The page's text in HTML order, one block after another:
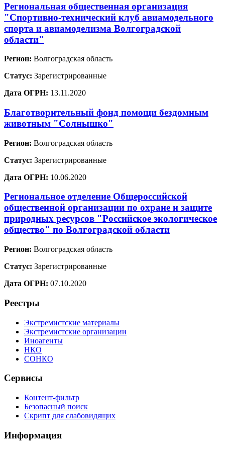
Региональная общественная организация
"Спортивно-технический клуб авиамодельного
спорта и авиамоделизма Волгоградской
области"
Регион: Волгоградская область
Статус: Зарегистрированные
Дата ОГРН: 13.11.2020
Благотворительный фонд помощи бездомным
животным "Солнышко"
Регион: Волгоградская область
Статус: Зарегистрированные
Дата ОГРН: 10.06.2020
Региональное отделение Общероссийской
общественной организации по охране и защите
природных ресурсов "Российское экологическое
общество" по Волгоградской области
Регион: Волгоградская область
Статус: Зарегистрированные
Дата ОГРН: 07.10.2020
Реестры
Экстремистские материалы
Экстремистские организации
Иноагенты
НКО
СОНКО
Сервисы
Контент-фильтр
Безопасный поиск
Скрипт для слабовидящих
Информация